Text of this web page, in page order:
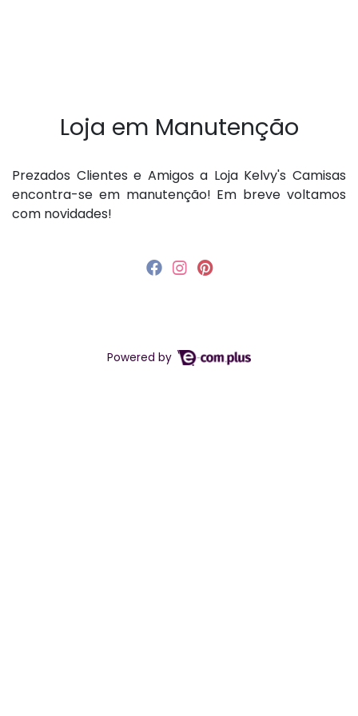
Loja em Manutenção
P rezados Clientes e Amigos a Loja Kelvy's Camisas
encontra-se em manutenção! Em breve voltamos
com novidades!
Powered by